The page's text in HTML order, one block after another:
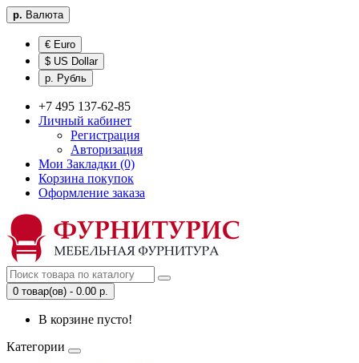
р. Валюта
€ Euro
$ US Dollar
р. Рубль
+7 495 137-62-85
Личный кабинет
Регистрация
Авторизация
Мои Закладки (0)
Корзина покупок
Оформление заказа
0 товар(ов) - 0.00 р.
В корзине пусто!
Категории